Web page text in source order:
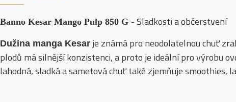
Banno Kesar Mango Pulp 850 G - Sladkosti a občerstvení
Dužina manga Kesar je známá pro neodolatelnou chuť
plodů má silnější konzistenci, a proto je ideální pro výrobu
lahodná, sladká a sametová chuť také zjemňuje smoothies,